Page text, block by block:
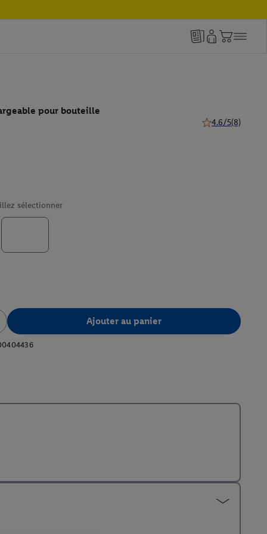
pour bouteille
4.6/5(8)
sélectionner
Ajouter au panier